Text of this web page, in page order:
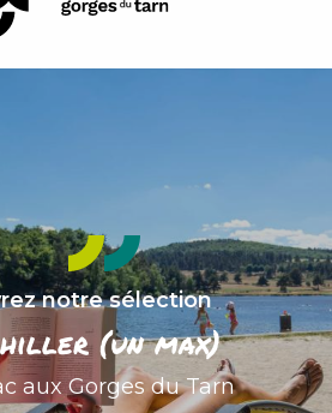
notre sélection
(un max)
aux Gorges du Tarn